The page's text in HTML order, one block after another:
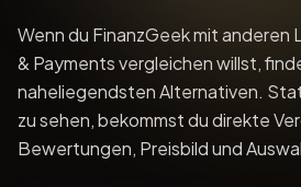
Wenn du FinanzGeek mit anderen
& Payments vergleichen willst,
naheliegendsten Alternativen.
zu sehen, bekommst du direkte
Bewertungen, Preisbild und